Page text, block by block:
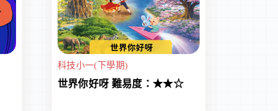
科技小一(下學期)
世界你好呀 難易度：★★☆